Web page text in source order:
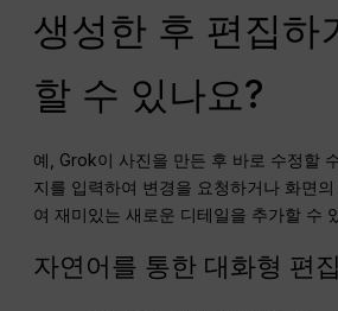
생성한 후 편집하
할 수 있나요?
예, Grok이 사진을 만든 후 바로 수정할
지를 입력하여 변경을 요청하거나 화면
여 재미있는 새로운 디테일을 추가할 수
자연어를 통한 대화형 편집